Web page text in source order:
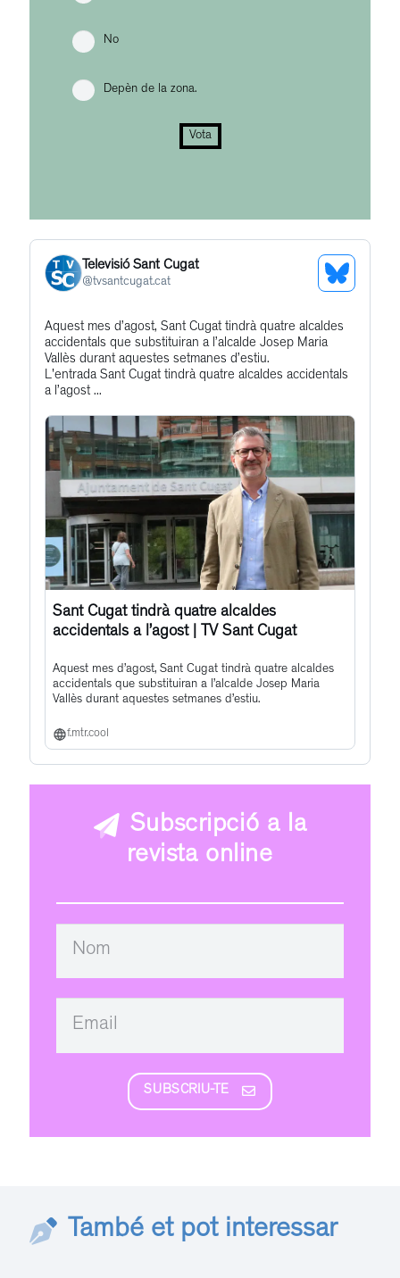
No
Depèn de la zona.
Vota
Televisió Sant Cugat
@tvsantcugat.cat
See
Profile
Get
to
this
post
Aquest mes d’agost, Sant Cugat tindrà quatre alcaldes
accidentals que substituiran a l’alcalde Josep Maria
Vallès durant aquestes setmanes d’estiu.
L'entrada Sant Cugat tindrà quatre alcaldes accidentals
a l’agost ...
Sant Cugat tindrà quatre alcaldes
accidentals a l’agost | TV Sant Cugat
Aquest mes d’agost, Sant Cugat tindrà quatre alcaldes
accidentals que substituiran a l’alcalde Josep Maria
Vallès durant aquestes setmanes d’estiu.
f.mtr.cool
Subscripció a la
revista online
SUBSCRIU-TE
També et pot interessar